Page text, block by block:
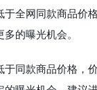
全网同款商品价
的曝光机会。
于同款商品价格，